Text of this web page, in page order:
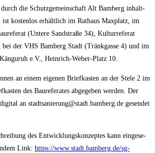
die Schutz­ge­mein­schaft Alt Bam­berg inhalt­
kos­ten­los erhält­lich im Rat­haus Max­platz, im
(Unte­re Sand­stra­ße 34), Kul­tur­re­fe­rat
bei der VHS Bam­berg Stadt (Tränk­gas­se 4) und im
e.V., Hein­rich-Weber-Platz 10.
an einem eige­nen Brief­kas­ten an der Ste­le 2 im
des Bau­re­fe­ra­tes abge­ge­ben wer­den. Der
an stadtsanierung@stadt.bamberg.de gesen­det
des Ent­wick­lungs­kon­zep­tes kann ein­ge­se­
Link: https://www.stadt.bamberg.de/sg-